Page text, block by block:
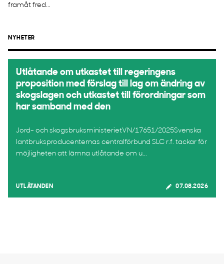
framåt fred...
NYHETER
Utlåtande om utkastet till regeringens
proposition med förslag till lag om ändring av
skogslagen och utkastet till förordningar som
har samband med den
Jord- och skogsbruksministerietVN/17651/2025Svenska
lantbruksproducenternas centralförbund SLC r.f. tackar för
möjligheten att lämna utlåtande om u...
UTLÅTANDEN 07.08.2026